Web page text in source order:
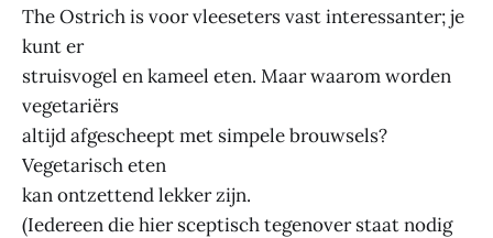
The Ostrich is voor vleeseters vast interessanter; je
kunt er
struisvogel en kameel eten. Maar waarom worden
vegetariërs
altijd afgescheept met simpele brouwsels?
Vegetarisch eten
kan ontzettend lekker zijn.
(Iedereen die hier sceptisch tegenover staat nodig